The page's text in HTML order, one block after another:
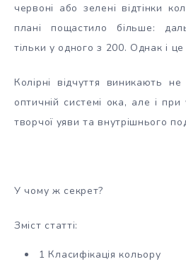
червоні або зелені відтінки
плані пощастило більше:
тільки у одного з 200. Однак і
Колірні відчуття виникають
оптичній системі ока, але і при
творчої уяви та внутрішнього
У чому ж секрет?
Зміст статті:
1 Класифікація кольору